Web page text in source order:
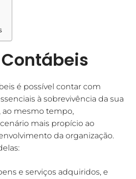
é possível contar com
à sobrevivência da sua
ao mesmo tempo,
mais propício ao
da organização.
e serviços adquiridos, e